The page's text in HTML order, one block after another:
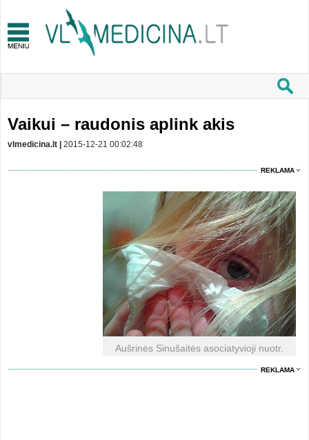
Vaikui – raudonis aplink akis
vlmedicina.lt | 2015-12-21 00:02:48
REKLAMA
Aušrinės Sinušaitės asociatyvioji nuotr.
REKLAMA